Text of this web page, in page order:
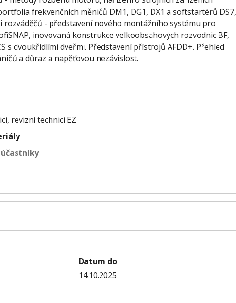
frekvenčních měničů DM1, DG1, DX1 a softstartérů DS7,
rozváděčů - představení nového montážního systému pro
inovovaná konstrukce velkoobsahových rozvodnic BF,
s dvoukřídlími dveřmi. Představení přístrojů AFDD+. Přehled
a důraz a napěťovou nezávislost.
revizní technici EZ
účastníky
Datum do
14.10.2025